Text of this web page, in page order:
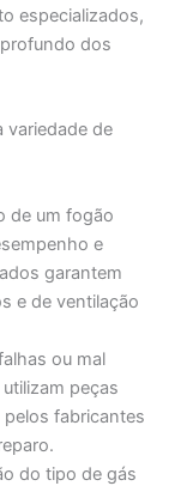
especializados,
dos
variedade de
de um fogão
e
garantem
e de ventilação
ou mal
peças
fabricantes
do tipo de gás